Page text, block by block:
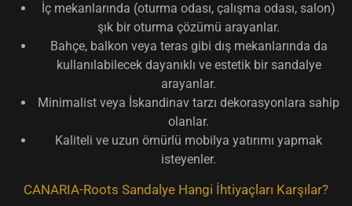
İç mekanlarında (oturma odası, çalışma odası, salon)
şık bir oturma çözümü arayanlar.
Bahçe, balkon veya teras gibi dış mekanlarında da
kullanılabilecek dayanıklı ve estetik bir sandalye
arayanlar.
Minimalist veya İskandinav tarzı dekorasyonlara sahip
olanlar.
Kaliteli ve uzun ömürlü mobilya yatırımı yapmak
isteyenler.
CANARIA-Roots Sandalye Hangi İhtiyaçları Karşılar?